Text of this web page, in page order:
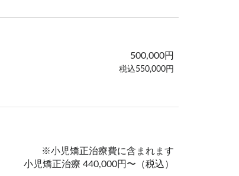
500,000円
税込550,000円
※小児矯正治療費に含まれます
小児矯正治療 440,000円〜（税込）